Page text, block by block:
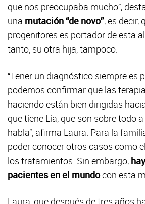
que nos preocupaba mucho”,
una mutación “de novo”, es decir,
progenitores es portador de esta
tanto, su otra hija, tampoco.
“Tener un diagnóstico siempre es
podemos confirmar que las
haciendo están bien dirigidas
que tiene Lia, que son sobre todo
habla”, afirma Laura. Para la
poder conocer otros casos como
los tratamientos. Sin embargo,
pacientes en el mundocon esta
Laura, que después de tres años